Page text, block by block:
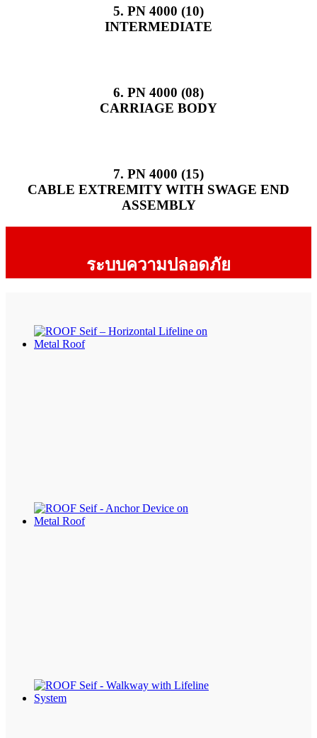
5. PN 4000 (10)
INTERMEDIATE
6. PN 4000 (08)
CARRIAGE BODY
7. PN 4000 (15)
CABLE EXTREMITY WITH SWAGE END
ASSEMBLY
ระบบความปลอดภัย